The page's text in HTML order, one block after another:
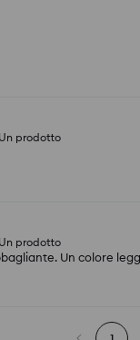
Un prodotto
Un prodotto
Un colore